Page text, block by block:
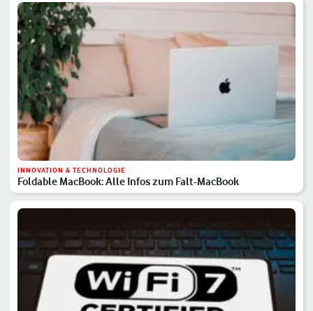
INNOVATION & TECHNOLOGIE
Foldable MacBook: Alle Infos zum Falt-MacBook